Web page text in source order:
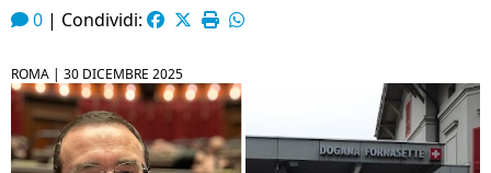
0 | Condividi:
ROMA | 30 DICEMBRE 2025